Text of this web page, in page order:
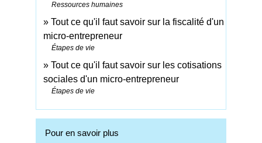
Ressources humaines
Tout ce qu'il faut savoir sur la fiscalité d'un
micro-entrepreneur
Étapes de vie
Tout ce qu'il faut savoir sur les cotisations
sociales d'un micro-entrepreneur
Étapes de vie
Pour en savoir plus